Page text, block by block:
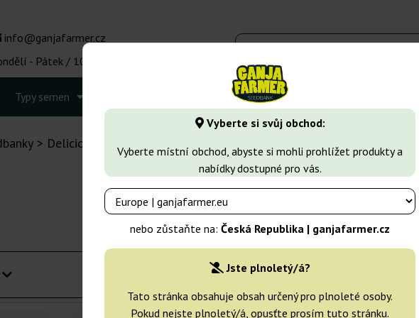
Vyberte si svůj obchod:
Vyberte místní obchod, abyste si mohli prohlížet produkty a
nabídky dostupné pro vás.
nebo zůstaňte na: Česká Republika | ganjafarmer.cz
Jste plnoletý/á?
Tato stránka obsahuje obsah určený pro plnoleté osoby.
Pokud nejste plnoletý/á, opusťte prosím tuto stránku.
info@ganjafarmer.cz
- Pátek / 10:00 - 16:00
Typy semen Druhy marihuany
Delicious Seeds
Třídění